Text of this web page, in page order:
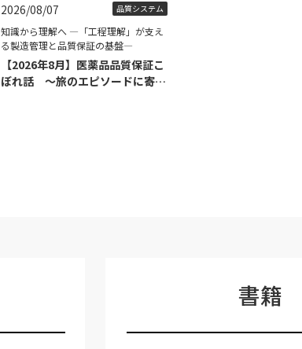
2026/08/07 品質システム
知識から理解へ ―「工程理解」が支え
る製造管理と品質保証の基盤―
【2026年8月】医薬品品質保証こ
ぼれ話 ～旅のエピソードに寄せ
書籍